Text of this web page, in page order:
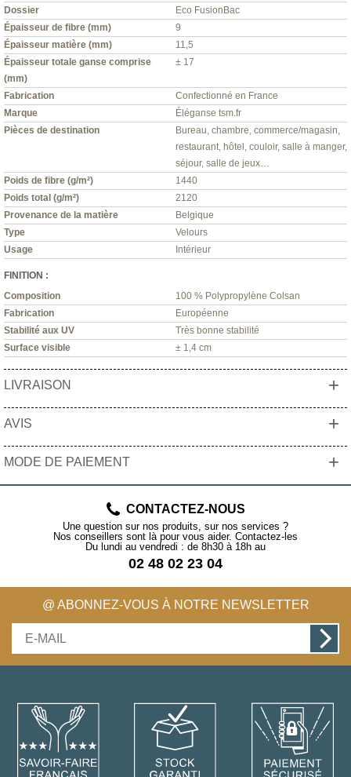
Dossier
Eco FusionBac
Épaisseur de fibre (mm)
9
Épaisseur matière (mm)
11,5
Épaisseur totale ganse comprise
(mm)
± 17
Fabrication
Confectionné en France
Marque
Éléganse tsm.fr
Pièces de destination
Bureau, chambre, commerce/magasin,
restaurant, hôtel, couloir, salle à manger,
séjour, salle de jeux…
Poids de fibre (g/m²)
1440
Poids total (g/m²)
2120
Provenance de la matière
Belgique
Type
Velours
Usage
Intérieur
FINITION :
Composition
100 % Polypropylène Colsan
Fabrication
Européenne
Stabilité aux UV
Très bonne stabilité
Surface visible
± 1,4 cm
LIVRAISON +
AVIS +
MODE DE PAIEMENT +
CONTACTEZ-NOUS
Une question sur nos produits, sur nos services ?
Nos conseillers sont là pour vous aider. Contactez-les
Du lundi au vendredi : de 8h30 à 18h au
02 48 02 23 04
@ ABONNEZ-VOUS À NOTRE NEWSLETTER